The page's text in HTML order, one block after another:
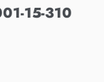
15-310